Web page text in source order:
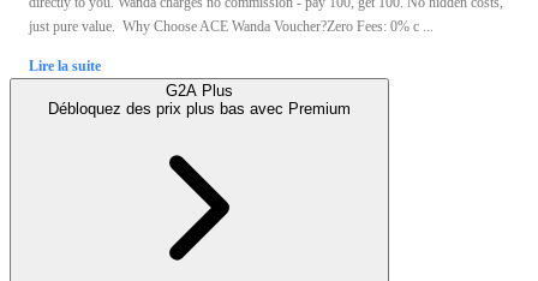
just pure value. Why Choose ACE Wanda Voucher?Zero Fees: 0% c ...
Lire la suite
G2A Plus
Débloquez des prix plus bas avec Premium